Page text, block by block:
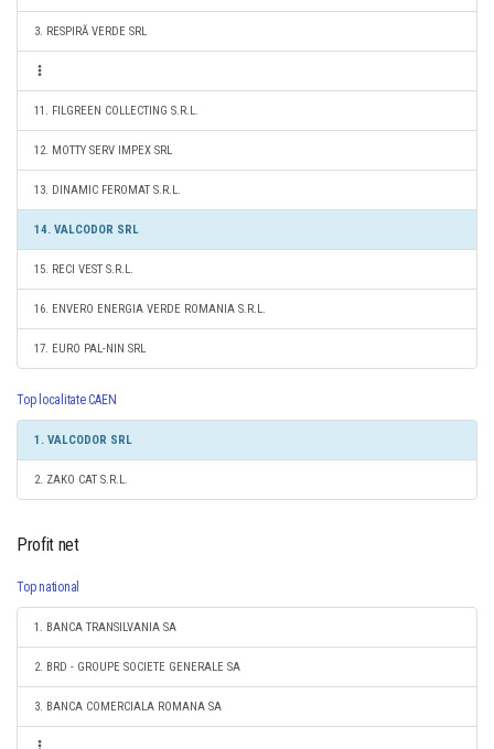
3. RESPIRĂ VERDE SRL
11. FILGREEN COLLECTING S.R.L.
12. MOTTY SERV IMPEX SRL
13. DINAMIC FEROMAT S.R.L.
14. VALCODOR SRL
15. RECI VEST S.R.L.
16. ENVERO ENERGIA VERDE ROMANIA S.R.L.
17. EURO PAL-NIN SRL
Top localitate CAEN
1. VALCODOR SRL
2. ZAKO CAT S.R.L.
Profit net
Top national
1. BANCA TRANSILVANIA SA
2. BRD - GROUPE SOCIETE GENERALE SA
3. BANCA COMERCIALA ROMANA SA